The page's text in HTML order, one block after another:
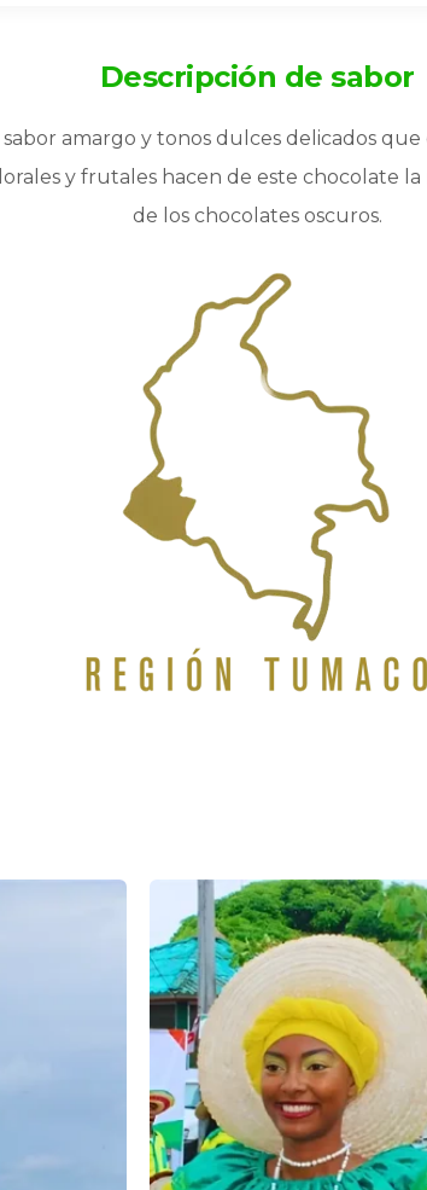
Descripción de sabor
amargo y tonos dulces delicados que
y frutales hacen de este chocolate
de los chocolates oscuros.